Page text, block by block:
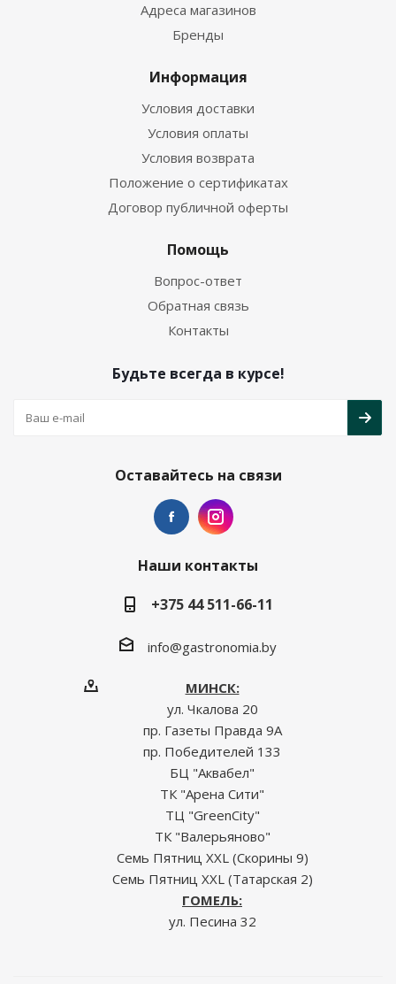
Адреса магазинов
Бренды
Информация
Условия доставки
Условия оплаты
Условия возврата
Положение о сертификатах
Договор публичной оферты
Помощь
Вопрос-ответ
Обратная связь
Контакты
Будьте всегда в курсе!
Оставайтесь на связи
Наши контакты
+375 44 511-66-11
info@gastronomia.by
МИНСК:
ул. Чкалова 20
пр. Газеты Правда 9А
пр. Победителей 133
БЦ "Аквабел"
ТК "Арена Сити"
ТЦ "GreenCity"
ТК "Валерьяново"
Семь Пятниц XXL (Скорины 9)
Семь Пятниц XXL (Татарская 2)
ГОМЕЛЬ:
ул. Песина 32